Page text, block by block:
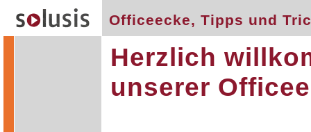
Officeecke, Tipps und
Herzlich
unserer